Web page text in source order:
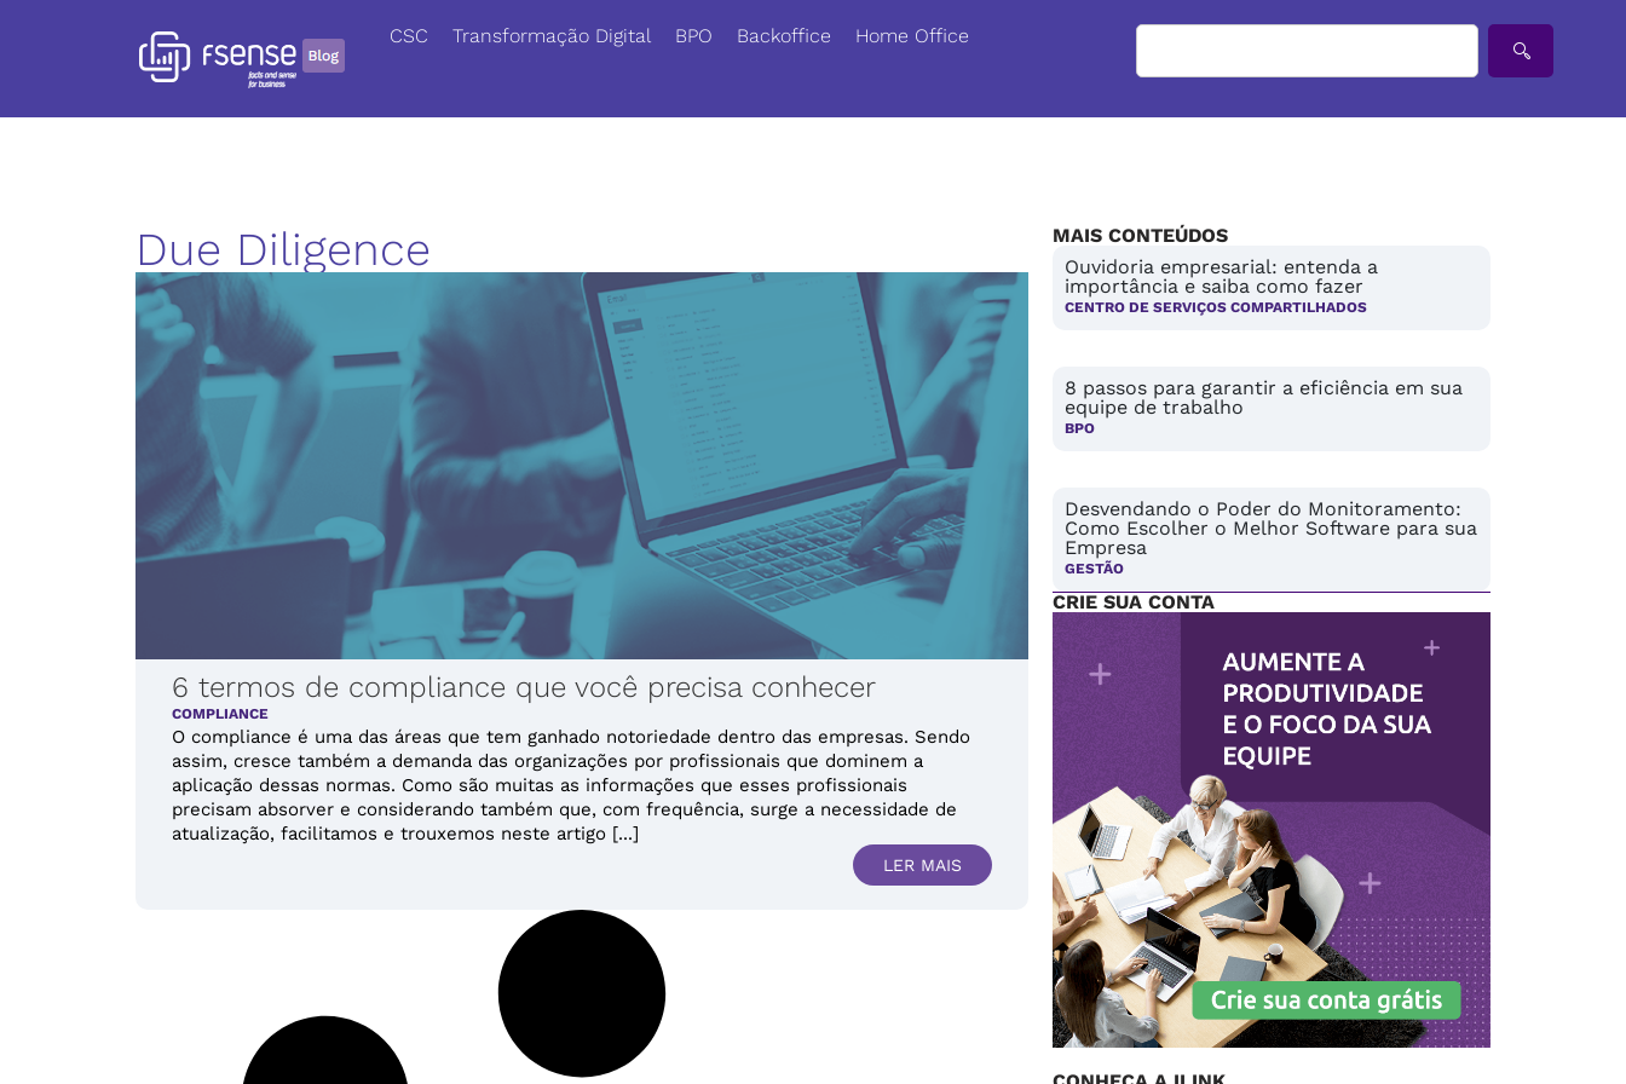
CSC Transformação Digital BPO Backoffice Home Office
Due Diligence
6 termos de compliance que você precisa conhecer
COMPLIANCE
O compliance é uma das áreas que tem ganhado notoriedade dentro das empresas. Sendo
assim, cresce também a demanda das organizações por profissionais que dominem a
aplicação dessas normas. Como são muitas as informações que esses profissionais
precisam absorver e considerando também que, com frequência, surge a necessidade de
atualização, facilitamos e trouxemos neste artigo [...]
LER MAIS
MAIS CONTEÚDOS
Ouvidoria empresarial: entenda a
importância e saiba como fazer
CENTRO DE SERVIÇOS COMPARTILHADOS
8 passos para garantir a eficiência em sua
equipe de trabalho
BPO
Desvendando o Poder do Monitoramento:
Como Escolher o Melhor Software para sua
Empresa
GESTÃO
CRIE SUA CONTA